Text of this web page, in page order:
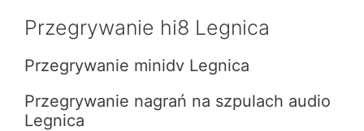
Przegrywanie hi8 Legnica
Przegrywanie minidv Legnica
Przegrywanie nagrań na szpulach audio
Legnica